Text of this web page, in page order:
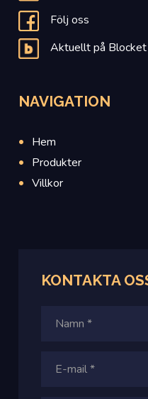
Följ oss
Aktuellt på Blocket
NAVIGATION
Hem
Produkter
Villkor
KONTAKTA